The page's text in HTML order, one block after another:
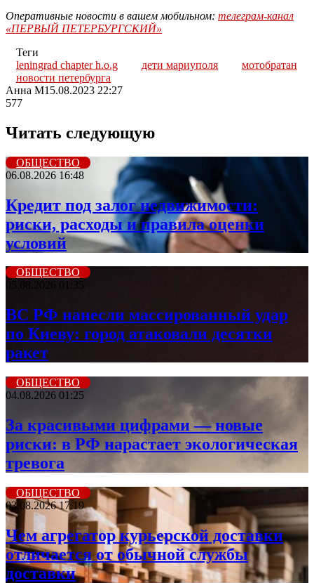
Оперативные новости в вашем мобильном: телеграм-канал
«ПЕРВЫЙ ПЕТЕРБУРГСКИЙ»
Теги
leningrad chapter h.o.g
дети мариуполя
мотобратан
новости петербурга
Анна М15.08.2023 22:27
577
Читать следующую
ОБЩЕСТВО
06.08.2026 16:48
Кредит под залог недвижимости:
риски, расходы и правила оценки
условий
ОБЩЕСТВО
05.08.2026 01:35
ВС РФ нанесли массированный удар
по Киеву: город атаковали десятки
ракет
ОБЩЕСТВО
04.08.2026 01:25
За красивыми цифрами — новые
риски: в РФ нарастает экологическая
тревога
ОБЩЕСТВО
03.08.2026 17:19
Чем агрегатор курьерской доставки
отличается от обычной службы
доставки